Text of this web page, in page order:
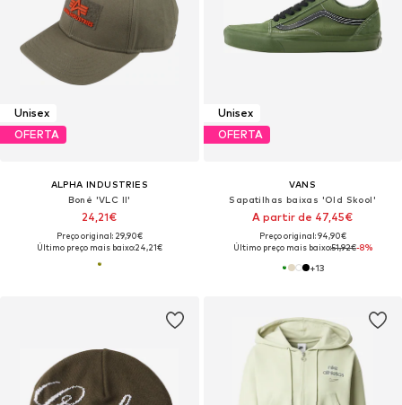
Unisex
OFERTA
ALPHA INDUSTRIES
Boné 'VLC II'
24,21€
Preço original: 29,90€
Último preço mais baixo:24,21€
Unisex
OFERTA
VANS
Sapatilhas baixas 'Old Skool'
A partir de 47,45€
Preço original: 94,90€
Último preço mais baixo:51,92€-8%
+13